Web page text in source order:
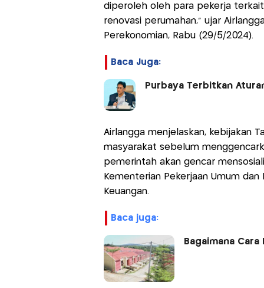
diperoleh oleh para pekerja
renovasi perumahan," ujar
Perekonomian, Rabu (29/5/2024).
Baca Juga:
Purbaya Terbitkan
Airlangga menjelaskan, kebijakan
masyarakat sebelum
pemerintah akan gencar
Kementerian Pekerjaan Umum dan
Keuangan.
baca juga:
Bagaimana Cara